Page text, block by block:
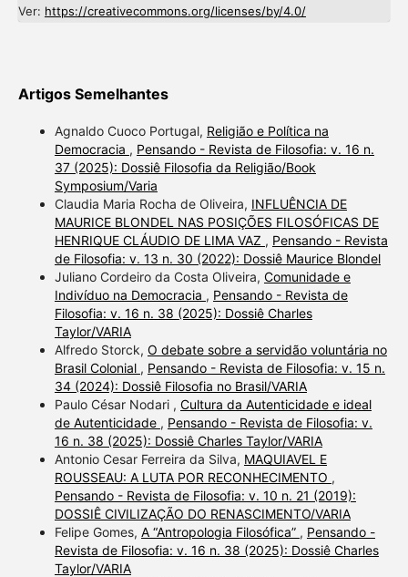
Ver: https://creativecommons.org/licenses/by/4.0/
Artigos Semelhantes
Agnaldo Cuoco Portugal, Religião e Política na
Democracia , Pensando - Revista de Filosofia: v. 16 n.
37 (2025): Dossiê Filosofia da Religião/Book
Symposium/Varia
Claudia Maria Rocha de Oliveira, INFLUÊNCIA DE
MAURICE BLONDEL NAS POSIÇÕES FILOSÓFICAS DE
HENRIQUE CLÁUDIO DE LIMA VAZ , Pensando - Revista
de Filosofia: v. 13 n. 30 (2022): Dossiê Maurice Blondel
Juliano Cordeiro da Costa Oliveira, Comunidade e
Indivíduo na Democracia , Pensando - Revista de
Filosofia: v. 16 n. 38 (2025): Dossiê Charles
Taylor/VARIA
Alfredo Storck, O debate sobre a servidão voluntária no
Brasil Colonial , Pensando - Revista de Filosofia: v. 15 n.
34 (2024): Dossiê Filosofia no Brasil/VARIA
Paulo César Nodari , Cultura da Autenticidade e ideal
de Autenticidade , Pensando - Revista de Filosofia: v.
16 n. 38 (2025): Dossiê Charles Taylor/VARIA
Antonio Cesar Ferreira da Silva, MAQUIAVEL E
ROUSSEAU: A LUTA POR RECONHECIMENTO ,
Pensando - Revista de Filosofia: v. 10 n. 21 (2019):
DOSSIÊ CIVILIZAÇÃO DO RENASCIMENTO/VARIA
Felipe Gomes, A “Antropologia Filosófica” , Pensando -
Revista de Filosofia: v. 16 n. 38 (2025): Dossiê Charles
Taylor/VARIA